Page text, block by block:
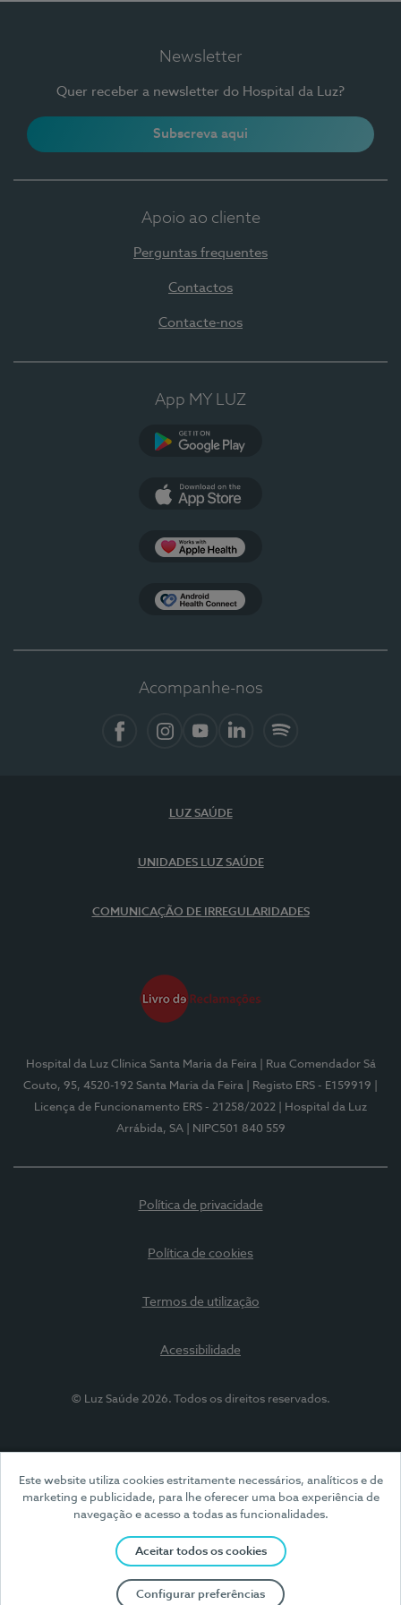
Este website utiliza cookies estritamente necessários, analíticos e de
marketing e publicidade, para lhe oferecer uma boa experiência de
navegação e acesso a todas as funcionalidades.
Aceitar todos os cookies
Configurar preferências
Newsletter
Quer receber a newsletter do Hospital da Luz?
Subscreva aqui
Apoio ao cliente
Perguntas frequentes
Contactos
Contacte-nos
App MY LUZ
Acompanhe-nos
LUZ SAÚDE
UNIDADES LUZ SAÚDE
COMUNICAÇÃO DE IRREGULARIDADES
Hospital da Luz Clínica Santa Maria da Feira
| Rua Comendador Sá
Couto, 95, 4520-192 Santa Maria da Feira
| Registo ERS - E159919
Licença de Funcionamento ERS - 21258/2022
| Hospital da Luz
Arrábida, SA
| NIPC501 840 559
Política de privacidade
Política de cookies
Termos de utilização
Acessibilidade
© Luz Saúde 2026. Todos os direitos reservados.